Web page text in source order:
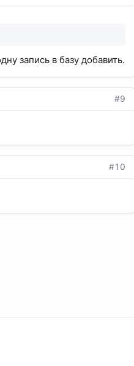
запись в базу добавить.
#9
#10